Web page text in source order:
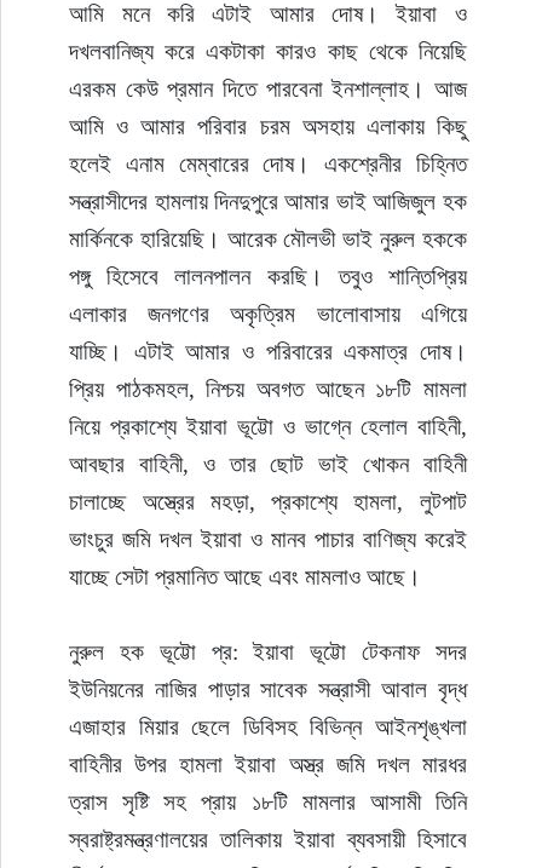
আমি মনে করি এটাই আমার দোষ। ইয়াবা ও
দখলবানিজ্য করে একটাকা কারও কাছ থেকে নিয়েছি
এরকম কেউ প্রমান দিতে পারবেনা ইনশাল্লাহ। আজ
আমি ও আমার পরিবার চরম অসহায় এলাকায় কিছু
হলেই এনাম মেম্বারের দোষ। একশ্রেনীর চিহ্নিত
সন্ত্রাসীদের হামলায় দিনদুপুরে আমার ভাই আজিজুল হক
মার্কিনকে হারিয়েছি। আরেক মৌলভী ভাই নুরুল হককে
পঙ্গু হিসেবে লালনপালন করছি। তবুও শান্তিপ্রিয়
এলাকার জনগণের অকৃত্রিম ভালোবাসায় এগিয়ে
যাচ্ছি। এটাই আমার ও পরিবারের একমাত্র দোষ।
প্রিয় পাঠকমহল, নিশ্চয় অবগত আছেন ১৮টি মামলা
নিয়ে প্রকাশ্যে ইয়াবা ভূট্টো ও ভাগ্নে হেলাল বাহিনী,
আবছার বাহিনী, ও তার ছোট ভাই খোকন বাহিনী
চালাচ্ছে অস্ত্রের মহড়া, প্রকাশ্যে হামলা, লুটপাট
ভাংচুর জমি দখল ইয়াবা ও মানব পাচার বাণিজ্য করেই
যাচ্ছে সেটা প্রমানিত আছে এবং মামলাও আছে।
নুরুল হক ভূট্টো প্র: ইয়াবা ভূট্টো টেকনাফ সদর
ইউনিয়নের নাজির পাড়ার সাবেক সন্ত্রাসী আবাল বৃদ্ধ
এজাহার মিয়ার ছেলে ডিবিসহ বিভিন্ন আইনশৃঙ্খলা
বাহিনীর উপর হামলা ইয়াবা অস্ত্র জমি দখল মারধর
ত্রাস সৃষ্টি সহ প্রায় ১৮টি মামলার আসামী তিনি
স্বরাষ্ট্রমন্ত্রণালয়ের তালিকায় ইয়াবা ব্যবসায়ী হিসাবে